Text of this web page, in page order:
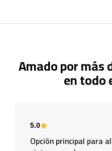
Amado por más
en todo
5.0
Opción principal para